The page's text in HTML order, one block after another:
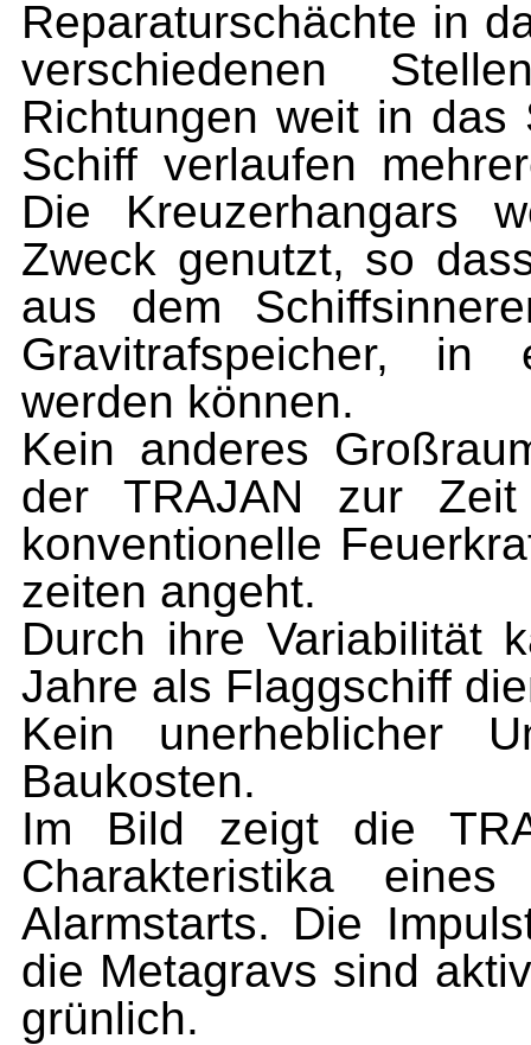
Reparaturschächte in
verschiedenen
Richtungen weit in das
Schiff verlaufen
Die Kreuzerhangars
Zweck genutzt, so
aus dem
Gravitrafspeicher, in
werden können.
Kein anderes
der TRAJAN zur
konventionelle
zeiten angeht.
Durch ihre Variabilität
Jahre als Flaggschiff
Kein unerheblicher
Baukosten.
Im Bild zeigt die
Charakteristika
Alarmstarts. Die
die Metagravs sind
grünlich.